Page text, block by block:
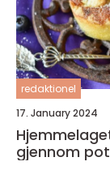
redaktionel
17. January 2024
gjennom